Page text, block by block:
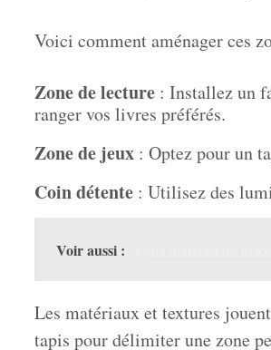
Voici comment aménager ces
Zone de lecture : Installez un
ranger vos livres préférés.
Zone de jeux : Optez pour un
Coin détente : Utilisez des
Voir aussi :
Les matériaux et textures
tapis pour délimiter une zone